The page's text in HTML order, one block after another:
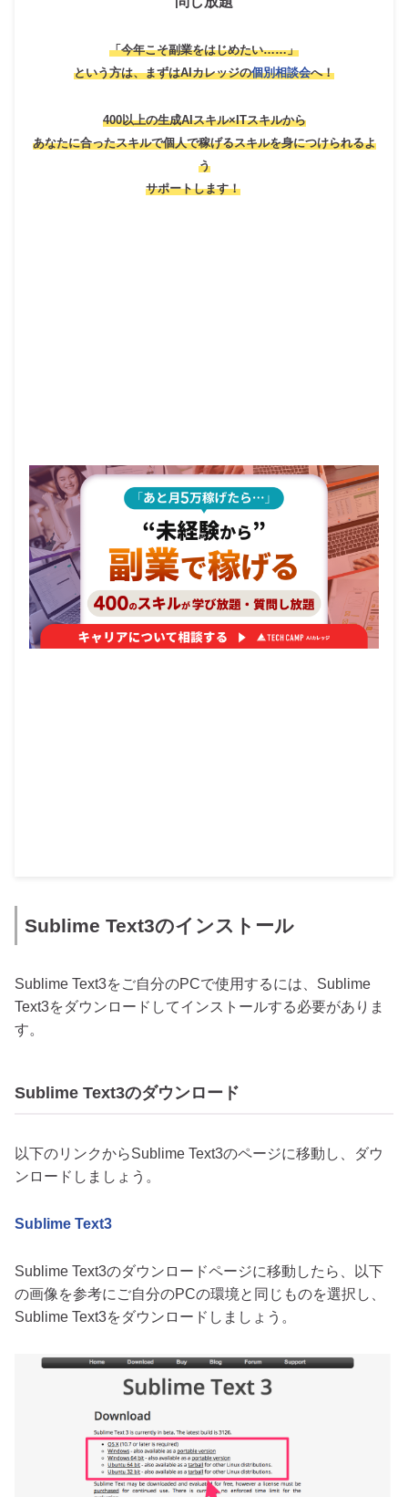
「今年こそ副業をはじめたい……」
という方は、まずはAIカレッジの個別相談会へ！
400以上の生成AIスキル×ITスキルから
あなたに合ったスキルで個人で稼げるスキルを身につけられるよ
う
サポートします！
Sublime Text3のインストール
Sublime Text3をご自分のPCで使用するには、Sublime
Text3をダウンロードしてインストールする必要がありま
す。
Sublime Text3のダウンロード
以下のリンクからSublime Text3のページに移動し、ダウ
ンロードしましょう。
Sublime Text3
Sublime Text3のダウンロードページに移動したら、以下
の画像を参考にご自分のPCの環境と同じものを選択し、
Sublime Text3をダウンロードしましょう。